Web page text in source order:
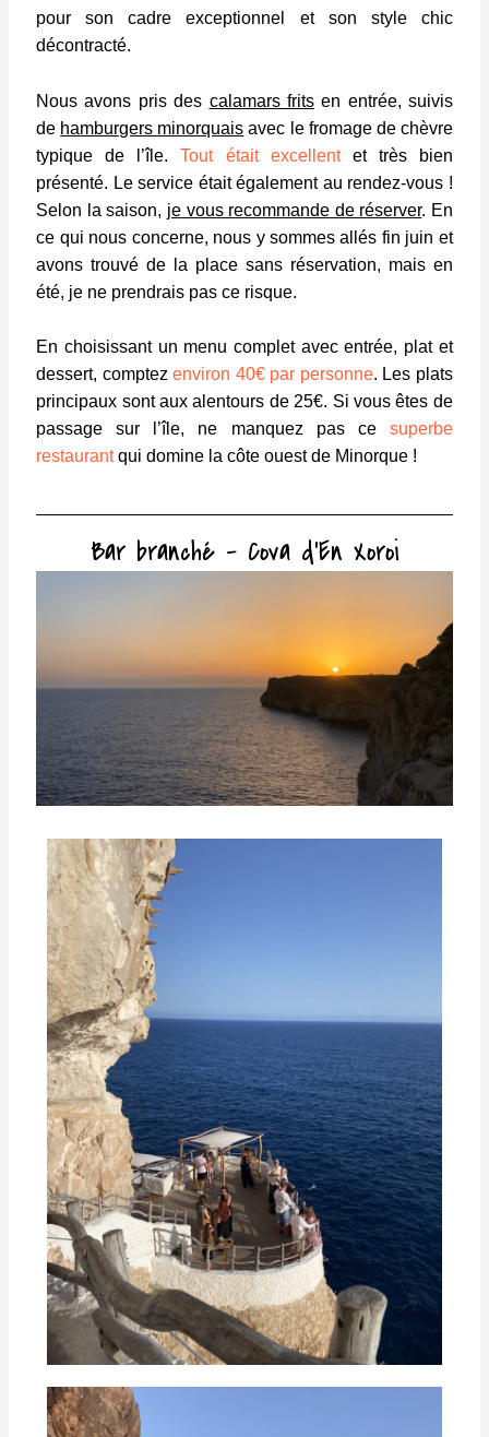
pour son cadre exceptionnel et son style chic
décontracté.
Nous avons pris des calamars fritsen entrée, suivis
de hamburgers minorquais avec le fromage de chèvre
typique de l’île.Tout était excellentet très bien
présenté. Le service était également au rendez-vous !
Selon la saison, je vous recommande de réserver. En
ce qui nous concerne, nous y sommes allés fin juin et
avons trouvé de la place sans réservation, mais en
été, je ne prendrais pas ce risque.
En choisissant un menu complet avec entrée, plat et
dessert, comptezenviron 40€ par personne. Les plats
principaux sont aux alentours de 25€. Si vous êtes de
passage sur l’île, ne manquez pas ce superbe
restaurantqui domine la côte ouest de Minorque !
Bar branché – Cova d’En Xoroi